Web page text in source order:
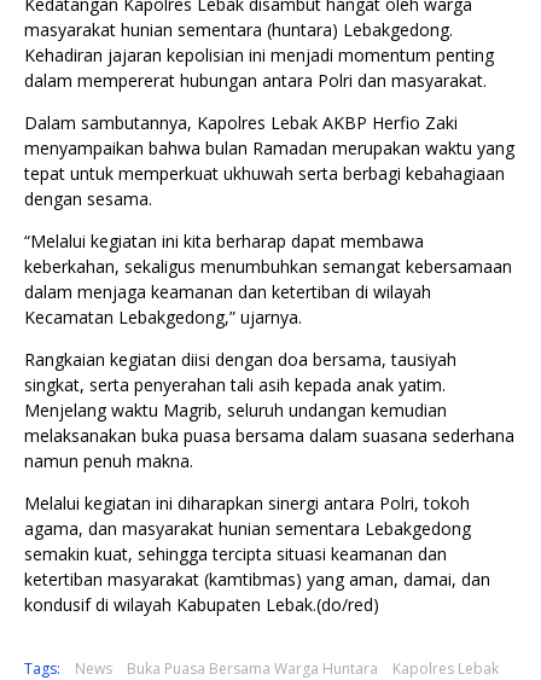
masyarakat hunian sementara (huntara) Lebakgedong.
Kehadiran jajaran kepolisian ini menjadi momentum penting
dalam mempererat hubungan antara Polri dan masyarakat.
Dalam sambutannya, Kapolres Lebak AKBP Herfio Zaki
menyampaikan bahwa bulan Ramadan merupakan waktu yang
tepat untuk memperkuat ukhuwah serta berbagi kebahagiaan
dengan sesama.
“Melalui kegiatan ini kita berharap dapat membawa
keberkahan, sekaligus menumbuhkan semangat kebersamaan
dalam menjaga keamanan dan ketertiban di wilayah
Kecamatan Lebakgedong,” ujarnya.
Rangkaian kegiatan diisi dengan doa bersama, tausiyah
singkat, serta penyerahan tali asih kepada anak yatim.
Menjelang waktu Magrib, seluruh undangan kemudian
melaksanakan buka puasa bersama dalam suasana sederhana
namun penuh makna.
Melalui kegiatan ini diharapkan sinergi antara Polri, tokoh
agama, dan masyarakat hunian sementara Lebakgedong
semakin kuat, sehingga tercipta situasi keamanan dan
ketertiban masyarakat (kamtibmas) yang aman, damai, dan
kondusif di wilayah Kabupaten Lebak.(do/red)
Tags: News Buka Puasa Bersama Warga Huntara Kapolres Lebak